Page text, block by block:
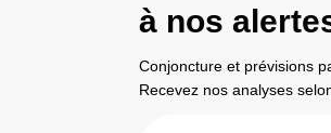
à nos
Conjoncture et prévisions
Recevez nos analyses